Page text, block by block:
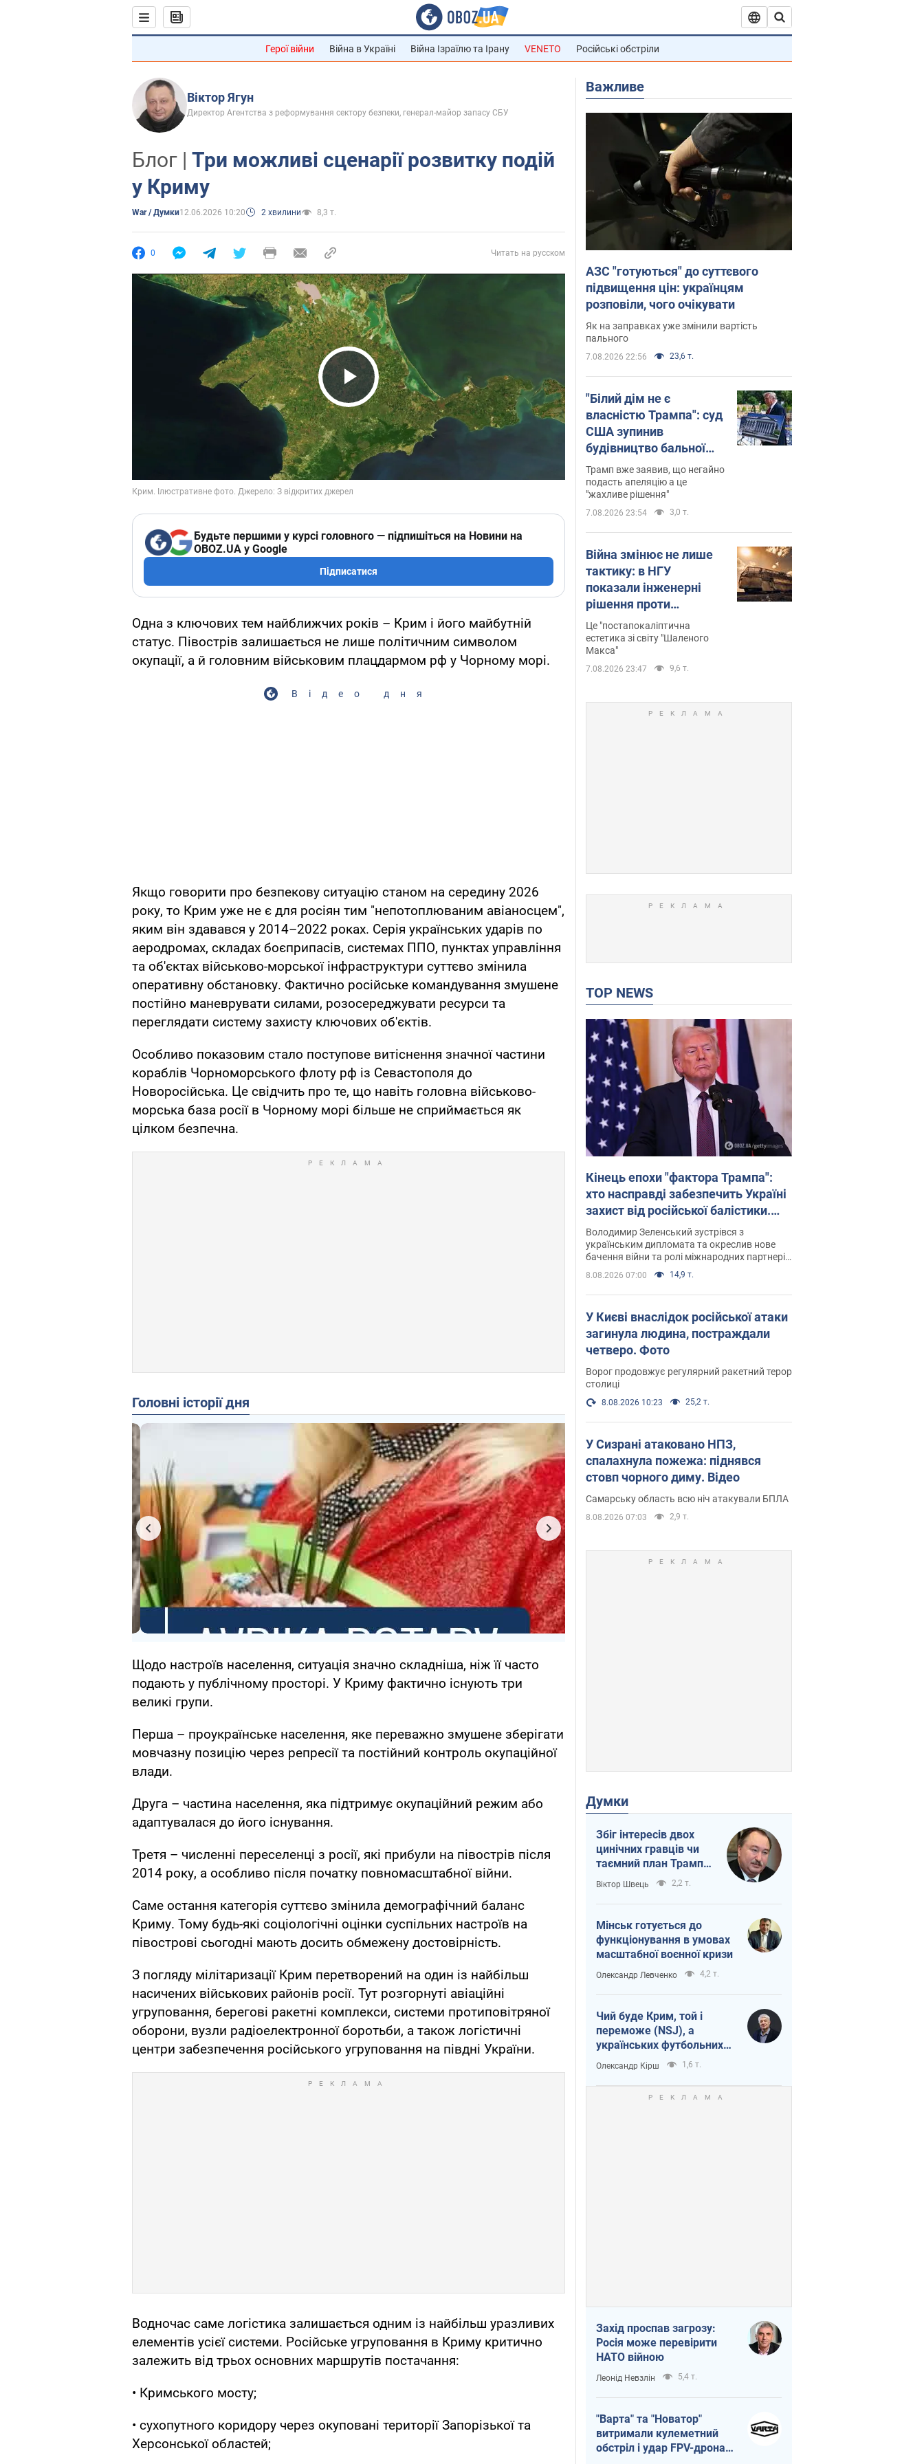
Герої війни Війна в Україні Війна Ізраїлю та Ірану VENETO Російські обстріли
Віктор Ягун
Директор Агентства з реформування сектору безпеки, генерал-майор запасу СБУ
Блог | Три можливі сценарії розвитку подій
у Криму
War / Думки12.06.2026 10:20 2 хвилини 8,3 т.
0 Читать на русском
Play Video
Будьте першими у курсі головного — підпишіться на Новини на
OBOZ.UA у Google
Підписатися
Одна з ключових тем найближчих років – Крим і його майбутній
статус. Півострів залишається не лише політичним символом
окупації, а й головним військовим плацдармом рф у Чорному морі.
Відео дня
Якщо говорити про безпекову ситуацію станом на середину 2026
року, то Крим уже не є для росіян тим "непотоплюваним авіаносцем",
яким він здавався у 2014–2022 роках. Серія українських ударів по
аеродромах, складах боєприпасів, системах ППО, пунктах управління
та об'єктах військово-морської інфраструктури суттєво змінила
оперативну обстановку. Фактично російське командування змушене
постійно маневрувати силами, розосереджувати ресурси та
переглядати систему захисту ключових об'єктів.
Особливо показовим стало поступове витіснення значної частини
кораблів Чорноморського флоту рф із Севастополя до
Новоросійська. Це свідчить про те, що навіть головна військово-
морська база росії в Чорному морі більше не сприймається як
цілком безпечна.
Головні історії дня
Щодо настроїв населення, ситуація значно складніша, ніж її часто
подають у публічному просторі. У Криму фактично існують три
великі групи.
Перша – проукраїнське населення, яке переважно змушене зберігати
мовчазну позицію через репресії та постійний контроль окупаційної
влади.
Друга – частина населення, яка підтримує окупаційний режим або
адаптувалася до його існування.
Третя – численні переселенці з росії, які прибули на півострів після
2014 року, а особливо після початку повномасштабної війни.
Саме остання категорія суттєво змінила демографічний баланс
Криму. Тому будь-які соціологічні оцінки суспільних настроїв на
півострові сьогодні мають досить обмежену достовірність.
З погляду мілітаризації Крим перетворений на один із найбільш
насичених військових районів росії. Тут розгорнуті авіаційні
угруповання, берегові ракетні комплекси, системи протиповітряної
оборони, вузли радіоелектронної боротьби, а також логістичні
центри забезпечення російського угруповання на півдні України.
Водночас саме логістика залишається одним із найбільш уразливих
елементів усієї системи. Російське угруповання в Криму критично
залежить від трьох основних маршрутів постачання:
• Кримського мосту;
• сухопутного коридору через окуповані території Запорізької та
Херсонської областей;
Важливе
АЗС "готуються" до суттєвого
підвищення цін: українцям
розповіли, чого очікувати
Як на заправках уже змінили вартість
пального
7.08.2026 22:56 23,6 т.
"Білий дім не є
власністю Трампа": суд
США зупинив
будівництво бальної
зали за $400 млн
Трамп вже заявив, що негайно
подасть апеляцію а це
"жахливе рішення"
7.08.2026 23:54 3,0 т.
Війна змінює не лише
тактику: в НГУ
показали інженерні
рішення проти
російських FPV-дронів.
Фото
Це "постапокаліптична
естетика зі світу "Шаленого
Макса"
7.08.2026 23:47 9,6 т.
TOP NEWS
Кінець епохи "фактора Трампа":
хто насправді забезпечить Україні
захист від російської балістики.
Інтерв’ю з Безсмертним
Володимир Зеленський зустрівся з
українським дипломата та окреслив нове
бачення війни та ролі міжнародних партнерів
у боротьбі з Росією
8.08.2026 07:00 14,9 т.
У Києві внаслідок російської атаки
загинула людина, постраждали
четверо. Фото
Ворог продовжує регулярний ракетний терор
столиці
8.08.2026 10:23 25,2 т.
У Сизрані атаковано НПЗ,
спалахнула пожежа: піднявся
стовп чорного диму. Відео
Самарську область всю ніч атакували БПЛА
8.08.2026 07:03 2,9 т.
Думки
Збіг інтересів двох
цинічних гравців чи
таємний план Трампа
і Путіна?
Віктор Швець 2,2 т.
Мінськ готується до
функціонування в умовах
масштабної воєнної кризи
Олександр Левченко 4,2 т.
Чий буде Крим, той і
переможе (NSJ), а
українських футбольних
чиновників можуть
назвати вбивцями
Олександр Кірш 1,6 т.
Захід проспав загрозу:
Росія може перевірити
НАТО війною
Леонід Невзлін 5,4 т.
"Варта" та "Новатор"
витримали кулеметний
обстріл і удар FPV-дрона,